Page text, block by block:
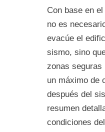
Con base en
no es
evacúe el
sismo, sino
zonas seguras
un máximo de
después del
resumen
condiciones